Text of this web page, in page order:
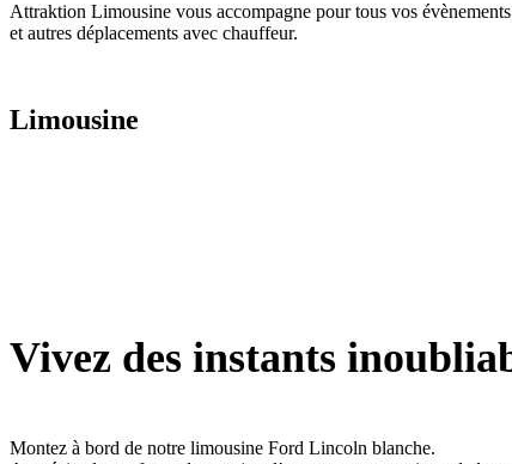
Attraktion Limousine vous accompagne pour tous vos évènements
et autres déplacements avec chauffeur.
Limousine
Vivez des instants
Montez à bord de notre limousine Ford Lincoln blanche.